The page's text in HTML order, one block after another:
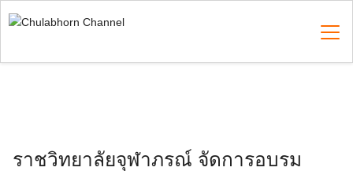
to
ราชวิทยาลัยจุฬาภรณ์ จัดการอบรม